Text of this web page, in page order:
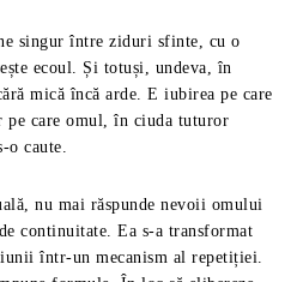
singur între ziduri sfinte, cu o
ecoul. Și totuși, undeva, în
mică încă arde. E iubirea pe care
pe care omul, în ciuda tuturor
o caute.
nu mai răspunde nevoii omului
continuitate. Ea s-a transformat
într-un mecanism al repetiției.